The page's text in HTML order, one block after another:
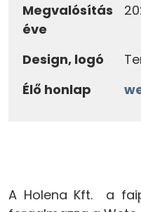
Megvalósítás
éve
Design, logó
Élő honlap
A Holena Kft. a